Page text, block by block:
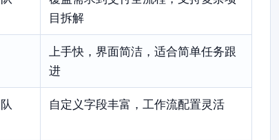
目拆解
上手快，界面简洁，适合简单任务跟
进
自定义字段丰富，工作流配置灵活